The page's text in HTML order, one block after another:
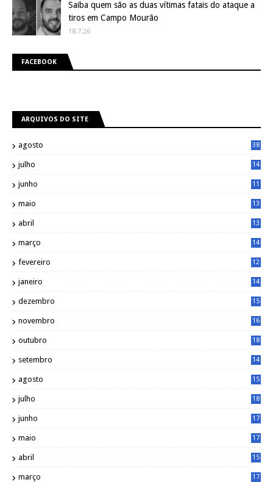
Saiba quem são as duas vítimas fatais do ataque a
tiros em Campo Mourão
18.7.26
FACEBOOK
ARQUIVOS DO SITE
agosto 38
julho
14
junho
11
maio
13
abril
13
março
14
fevereiro
12
janeiro
14
dezembro
15
novembro
16
outubro
18
setembro
14
agosto
15
julho
18
junho
17
maio
17
abril
15
março
17